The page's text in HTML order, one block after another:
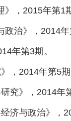
，2015年第1
治》，2014年
年第3期。
，2014年第5期
究》，2014年
济与政治》，